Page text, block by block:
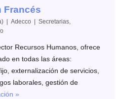
Francés
| Adecco | Secretarias,
Recursos Humanos, ofrece
en todas las áreas:
externalización de servicios,
laborales, gestión de
»